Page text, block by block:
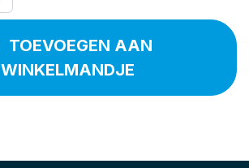
TOEVOEGEN AAN
WINKELMANDJE